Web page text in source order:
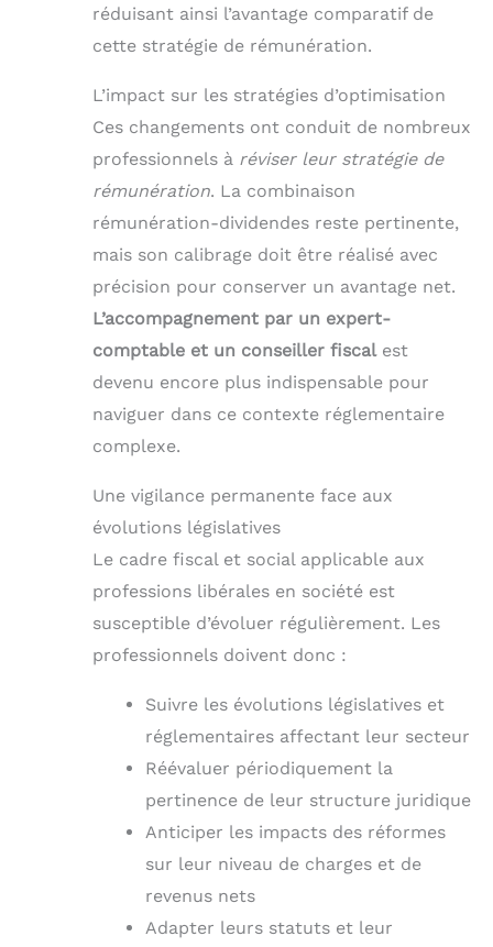
réduisant ainsi l’avantage comparatif de
cette stratégie de rémunération.
L’impact sur les stratégies d’optimisation
Ces changements ont conduit de nombreux
professionnels à réviser leur stratégie de
rémunération. La combinaison
rémunération-dividendes reste pertinente,
mais son calibrage doit être réalisé avec
précision pour conserver un avantage net.
L’accompagnement par un expert-
comptable et un conseiller fiscalest
devenu encore plus indispensable pour
naviguer dans ce contexte réglementaire
complexe.
Une vigilance permanente face aux
évolutions législatives
Le cadre fiscal et social applicable aux
professions libérales en société est
susceptible d’évoluer régulièrement. Les
professionnels doivent donc :
Suivre les évolutions législatives et
réglementaires affectant leur secteur
Réévaluer périodiquement la
pertinence de leur structure juridique
Anticiper les impacts des réformes
sur leur niveau de charges et de
revenus nets
Adapter leurs statuts et leur